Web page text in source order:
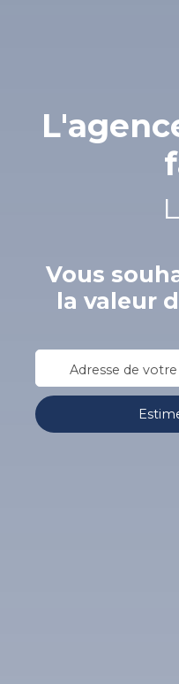
Vous
la valeur
Adresse de